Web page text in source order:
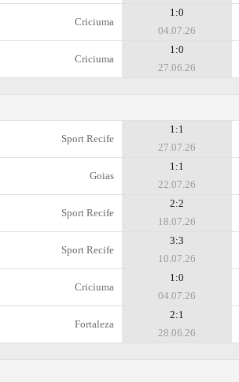
Criciuma
1:0
04.07.26
Criciuma
1:0
27.06.26
Sport Recife
1:1
27.07.26
Goias
1:1
22.07.26
Sport Recife
2:2
18.07.26
Sport Recife
3:3
10.07.26
Criciuma
1:0
04.07.26
Fortaleza
2:1
28.06.26